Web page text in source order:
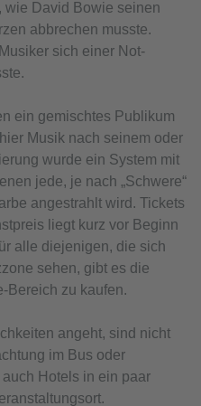
wie David Bowie seinen
abbrechen musste.
sich einer Not-
ein gemischtes Publikum
Musik nach seinem oder
wurde ein System mit
jede, je nach „Schwere“
angestrahlt wird. Tickets
liegt kurz vor Beginn
alle diejenigen, die sich
sehen, gibt es die
Bereich zu kaufen.
angeht, sind nicht
im Bus oder
Hotels in ein paar